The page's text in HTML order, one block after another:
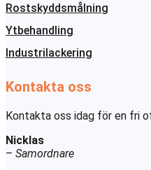
Rostskyddsmålning
Ytbehandling
Industrilackering
Kontakta oss
Kontakta oss idag för en fri
Nicklas
– Samordnare